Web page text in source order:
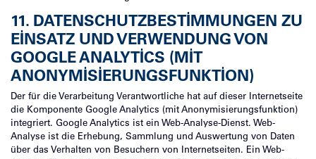
11. DATENSCHUTZBESTIMMUNGEN ZU
EINSATZ UND VERWENDUNG VON
GOOGLE ANALYTICS (MIT
ANONYMISIERUNGSFUNKTION)
Der für die Verarbeitung Verantwortliche hat auf dieser Internetseite
die Komponente Google Analytics (mit Anonymisierungsfunktion)
integriert. Google Analytics ist ein Web-Analyse-Dienst. Web-
Analyse ist die Erhebung, Sammlung und Auswertung von Daten
über das Verhalten von Besuchern von Internetseiten. Ein Web-